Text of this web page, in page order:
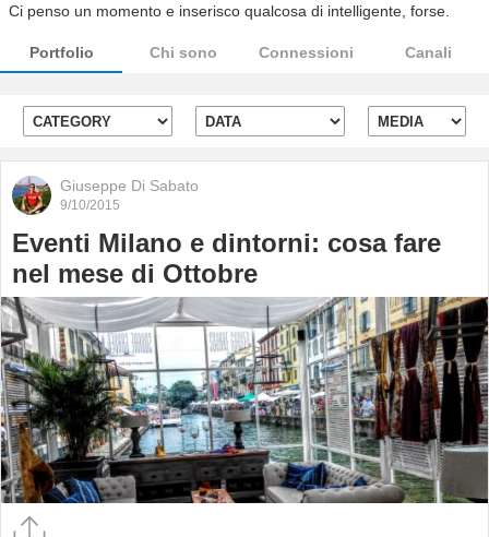
Ci penso un momento e inserisco qualcosa di intelligente, forse.
Portfolio Chi sono Connessioni Canali
Giuseppe Di Sabato
9/10/2015
Eventi Milano e dintorni: cosa fare
nel mese di Ottobre